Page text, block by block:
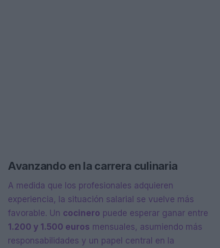
Avanzando en la carrera culinaria
A medida que los profesionales adquieren
experiencia, la situación salarial se vuelve más
favorable. Un cocinero puede esperar ganar entre
1.200 y 1.500 euros mensuales, asumiendo más
responsabilidades y un papel central en la